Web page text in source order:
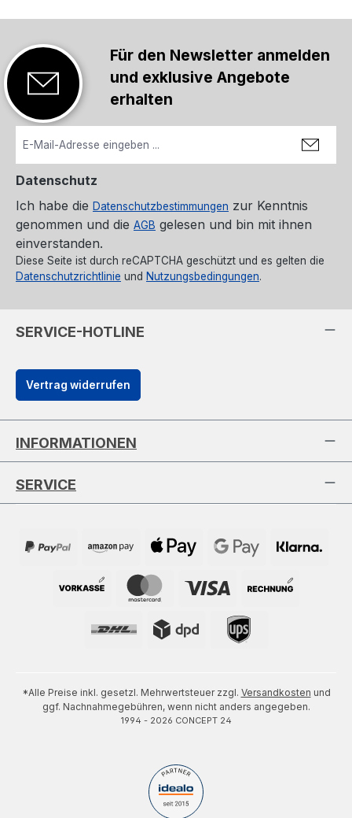
Für den Newsletter anmelden
und exklusive Angebote
erhalten
Datenschutz
Ich habe die Datenschutzbestimmungen zur Kenntnis
genommen und die AGB gelesen und bin mit ihnen
einverstanden.
Diese Seite ist durch reCAPTCHA geschützt und es gelten die
Datenschutzrichtlinie und Nutzungsbedingungen.
SERVICE-HOTLINE
Vertrag widerrufen
INFORMATIONEN
SERVICE
*Alle Preise inkl. gesetzl. Mehrwertsteuer zzgl. Versandkosten und
ggf. Nachnahmegebühren, wenn nicht anders angegeben.
1994 - 2026 CONCEPT 24